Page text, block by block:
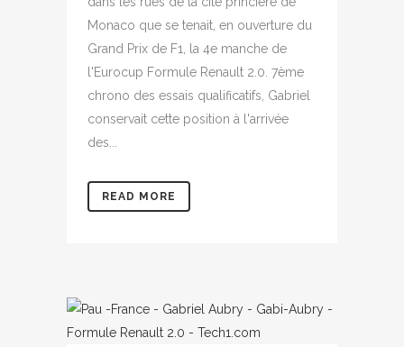
Monaco que se tenait, en ouverture du
Grand Prix de F1, la 4e manche de
l'Eurocup Formule Renault 2.0. 7ème
chrono des essais qualificatifs, Gabriel
conservait cette position à l'arrivée
des...
READ MORE